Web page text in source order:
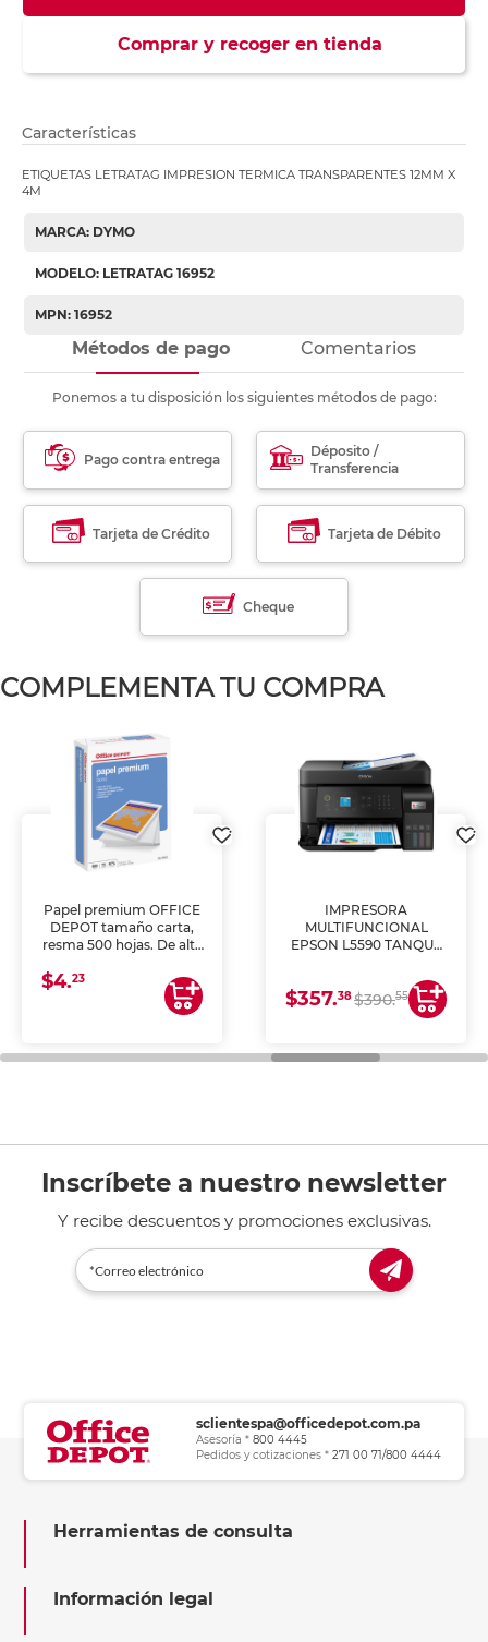
Comprar y recoger en tienda
Características
ETIQUETAS LETRATAG IMPRESION TERMICA TRANSPARENTES 12MM X
4M
MARCA: DYMO
MODELO: LETRATAG 16952
MPN: 16952
Métodos de pago Comentarios
Ponemos a tu disposición los siguientes métodos de pago:
Pago contra entrega
Déposito /
Transferencia
Tarjeta de Crédito Tarjeta de Débito
Cheque
COMPLEMENTA TU COMPRA
Papel premium OFFICE
DEPOT tamaño carta,
resma 500 hojas. De alta
uniforme, ideal para
impresoras de inyección
de tinta y láser,
general de oficina.
$4.23
IMPRESORA
MULTIFUNCIONAL
EPSON L5590 TANQUE
COPIA Y ESCANEA)
$357.38$390.55
Inscríbete a nuestro newsletter
Y recibe descuentos y promociones exclusivas.
sclientespa@officedepot.com.pa
Asesoría * 800 4445
Pedidos y cotizaciones * 271 00 71/800 4444
Herramientas de consulta
Información legal